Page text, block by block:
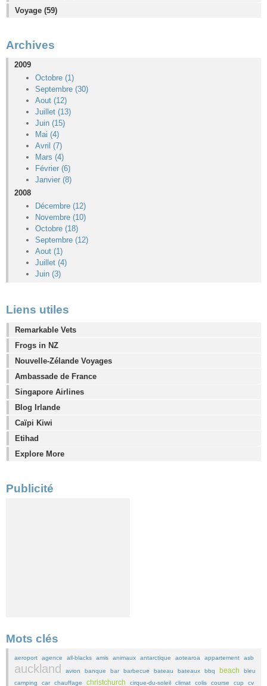
Voyage (59)
Archives
2009
Octobre (1)
Septembre (30)
Aout (12)
Juillet (13)
Juin (15)
Mai (4)
Avril (7)
Mars (4)
Février (6)
Janvier (8)
2008
Décembre (12)
Novembre (10)
Octobre (18)
Septembre (12)
Aout (1)
Juillet (4)
Juin (3)
Liens utiles
Remarkable Vets
Frogs in NZ
Nouvelle-Zélande Voyages
Ambassade de France
Singapore Airlines
Blog Irlande
Caïpi Kiwi
Etihad
Explore More
Publicité
Mots clés
aeroport agence all-blacks amis animaux antarctique aotearoa appartement asb
auckland avion banque bar barbecue bateau bateaux bbq beach
bleu
camping
car chauffage christchurch cirque-du-soleil climat colis course cup cv